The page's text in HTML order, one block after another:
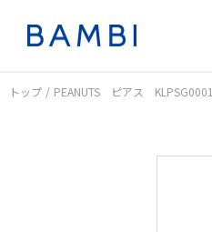
トップ PEANUTS ピアス KLPSG0001